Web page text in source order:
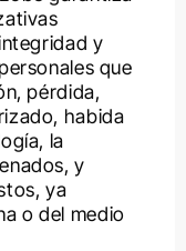
y
que
pérdida,
habida
la
y
ya
o del medio